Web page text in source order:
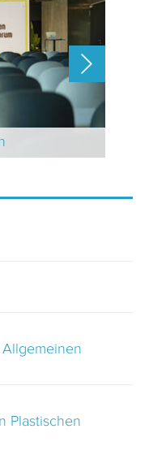
Plastischen